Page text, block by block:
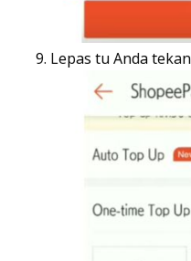
Lepas tu Anda tekan